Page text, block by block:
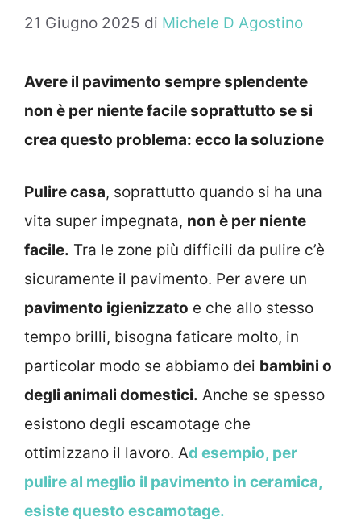
21 Giugno 2025 di Michele D Agostino
Avere il pavimento sempre splendente
non è per niente facile soprattutto se si
crea questo problema: ecco la soluzione
Pulire casa, soprattutto quando si ha una
vita super impegnata, non è per niente
facile. Tra le zone più difficili da pulire c’è
sicuramente il pavimento. Per avere un
pavimento igienizzato e che allo stesso
tempo brilli, bisogna faticare molto, in
particolar modo se abbiamo dei bambini o
degli animali domestici. Anche se spesso
esistono degli escamotage che
ottimizzano il lavoro. Ad esempio, per
pulire al meglio il pavimento in ceramica,
esiste questo escamotage.